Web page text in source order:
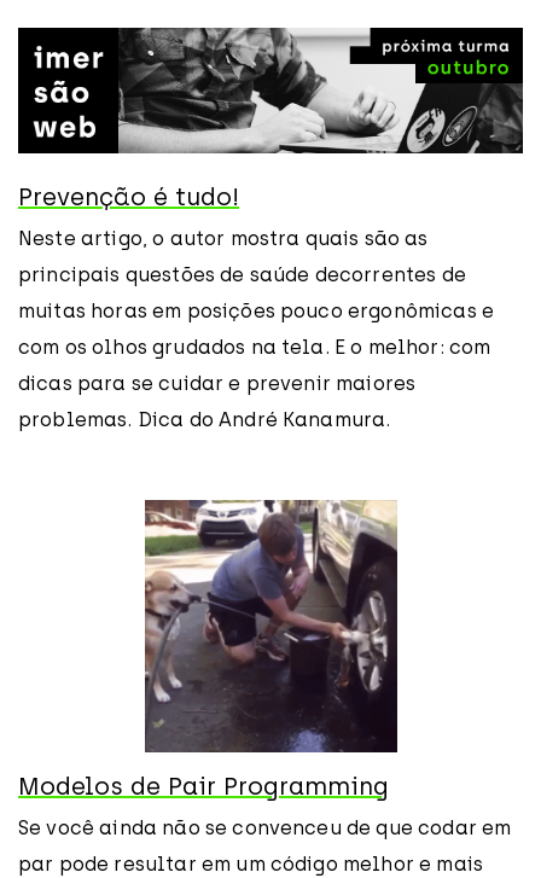
Prevenção é tudo!
Neste artigo, o autor mostra quais são as
principais questões de saúde decorrentes de
muitas horas em posições pouco ergonômicas e
com os olhos grudados na tela. E o melhor: com
dicas para se cuidar e prevenir maiores
problemas. Dica do André Kanamura.
Modelos de Pair Programming
Se você ainda não se convenceu de que codar em
par pode resultar em um código melhor e mais